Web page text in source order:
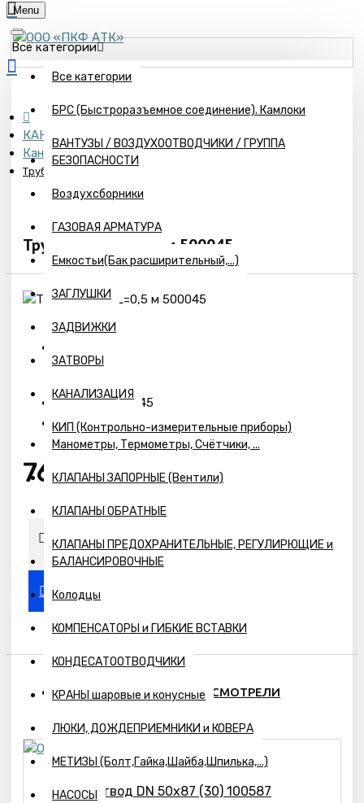
Menu
Все категории
Все категории
БРС (Быстроразъемное соединение). Камлоки
ВАНТУЗЫ / ВОЗДУХООТВОДЧИКИ / ГРУППА
БЕЗОПАСНОСТИ
Воздухсборники
ГАЗОВАЯ АРМАТУРА
Емкостьи(Бак расширительный,...)
ЗАГЛУШКИ
ЗАДВИЖКИ
ЗАТВОРЫ
КАНАЛИЗАЦИЯ
КИП (Контрольно-измерительные приборы)
Манометры, Термометры, Счётчики, ...
КЛАПАНЫ ЗАПОРНЫЕ (Вентили)
КЛАПАНЫ ОБРАТНЫЕ
КЛАПАНЫ ПРЕДОХРАНИТЕЛЬНЫЕ, РЕГУЛИРЮЩИЕ и
БАЛАНСИРОВОЧНЫЕ
Колодцы
КОМПЕНСАТОРЫ и ГИБКИЕ ВСТАВКИ
КОНДЕСАТООТВОДЧИКИ
КРАНЫ шаровые и конусные
ЛЮКИ, ДОЖДЕПРИЕМНИКИ и КОВЕРА
МЕТИЗЫ (Болт,Гайка,Шайба,Шпилька,...)
НАСОСЫ
КАНАЛИЗАЦИЯ
Канализация наружная POLYTRON TERRA
Труба DN 50, L=0,5 м 500045
Труба DN 50, L=0,5 м 500045
Наличие:
Модель: 500045
Артикул: 500045
76р.
ПОХОЖИЕ ТОВАРЫ ВЫ СМОТРЕЛИ
Отвод DN 50х87 (30) 100587